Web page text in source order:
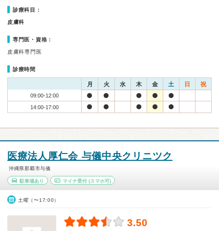
診療科目：
皮膚科
専門医・資格：
皮膚科専門医
診療時間
月 火 水 木 金 土 日 祝
09:00-12:00
14:00-17:00
医療法人厚仁会 与儀中央クリニツク
沖縄県那覇市与儀
駐車場あり マイナ受付(スマホ可)
土曜（〜17:00）
3.50